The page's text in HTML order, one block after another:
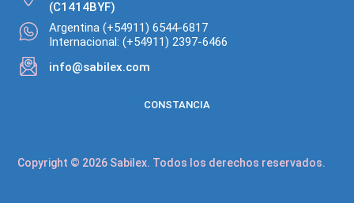
(C1414BYF)
Argentina (+54911) 6544-6817
Internacional: (+54911) 2397-6466
info@sabilex.com
CONSTANCIA
Copyright © 2026 Sabilex. Todos los derechos reservados.